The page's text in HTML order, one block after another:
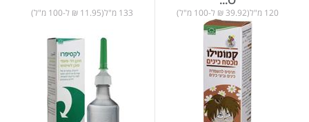
120 מ"ל(39.92 ₪ ל-100 מ"ל) 133 מ"ל(11.95 ₪ ל-100 מ"ל)